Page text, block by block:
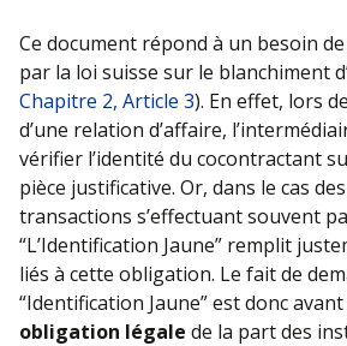
Ce document répond à un besoin
par la loi suisse sur le blanchiment
Chapitre 2, Article 3). En effet, lors
d’une relation d’affaire,
vérifier l’identité du cocontractant
pièce justificative. Or, dans le cas
transactions s’effectuant souvent
“L’Identification Jaune” remplit
liés à cette obligation. Le fait de
“Identification Jaune” est donc
obligation légale de la part des